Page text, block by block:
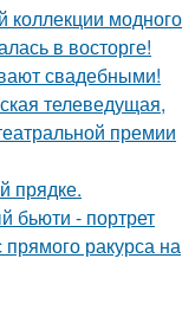
коллекции модного
в восторге!
свадебными!
телеведущая,
премии
прядке.
бьюти - портрет
ракурса на